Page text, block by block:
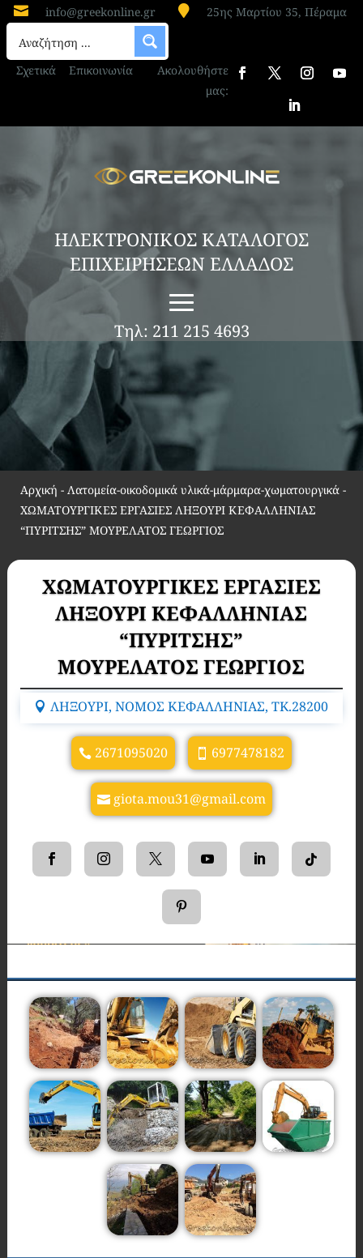
 info@greekonline.gr  25ης Μαρτίου 35, Πέραμα
Σχετικά Επικοινωνία
Ακολουθήστε
μας:
ΗΛΕΚΤΡΟΝΙΚΟΣ ΚΑΤΑΛΟΓΟΣ
ΕΠΙΧΕΙΡΗΣΕΩΝ ΕΛΛΑΔΟΣ
Τηλ: 211 215 4693
Αρχική - Λατομεία-οικοδομικά υλικά-μάρμαρα-χωματουργικά-
ΧΩΜΑΤΟΥΡΓΙΚΕΣ ΕΡΓΑΣΙΕΣ ΛΗΞΟΥΡΙ ΚΕΦΑΛΛΗΝΙΑΣ
“ΠΥΡΙΤΣΗΣ” ΜΟΥΡΕΛΑΤΟΣ ΓΕΩΡΓΙΟΣ
ΧΩΜΑΤΟΥΡΓΙΚΕΣ ΕΡΓΑΣΙΕΣ
ΛΗΞΟΥΡΙ ΚΕΦΑΛΛΗΝΙΑΣ
“ΠΥΡΙΤΣΗΣ”
ΜΟΥΡΕΛΑΤΟΣ ΓΕΩΡΓΙΟΣ
ΛΗΞΟΥΡΙ, ΝΟΜΟΣ ΚΕΦΑΛΛΗΝΙΑΣ, TK.28200
2671095020 6977478182
giota.mou31@gmail.com